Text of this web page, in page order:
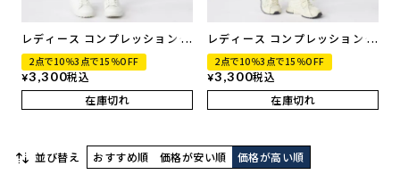
レディース コンプレッションタ
イツ
2点で10％3点で15％OFF
¥3,300税込
在庫切れ
レディース コンプレッションタ
イツ
2点で10％3点で15％OFF
¥3,300税込
在庫切れ
並び替え おすすめ順 価格が安い順 価格が高い順